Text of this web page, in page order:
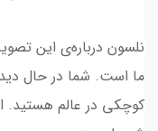
نلسون درباره‌ی این
ما است. شما در حال
کوچکی در عالم هستید.